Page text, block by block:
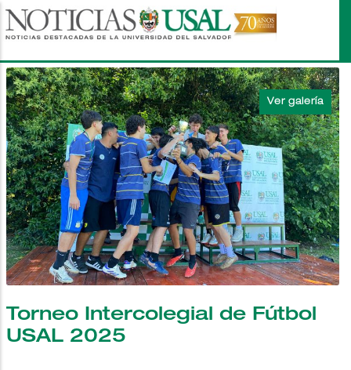
Pasar
al
principal
Torneo Intercolegial de Fútbol
USAL 2025